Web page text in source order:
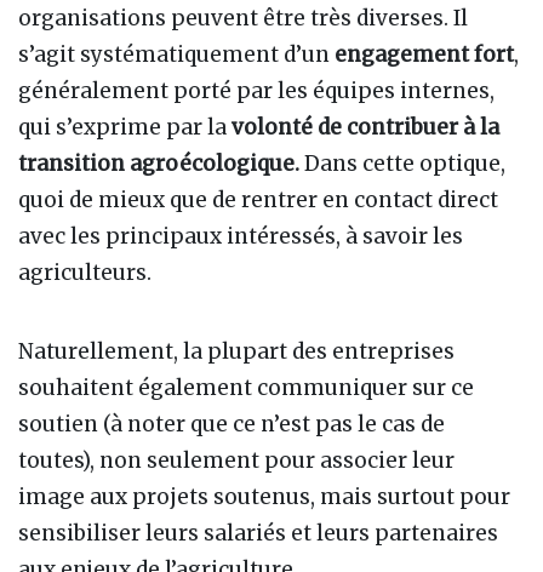
organisations peuvent être très diverses. Il
s’agit systématiquement d’un engagement fort,
généralement porté par les équipes internes,
qui s’exprime par lavolonté de contribuer à la
transition agroécologique.Dans cette optique,
quoi de mieux que de rentrer en contact direct
avec les principaux intéressés, à savoir les
agriculteurs.
Naturellement, la plupart des entreprises
souhaitent également communiquer sur ce
soutien (à noter que ce n’est pas le cas de
toutes), non seulement pour associer leur
image aux projets soutenus, mais surtout pour
sensibiliser leurs salariés et leurs partenaires